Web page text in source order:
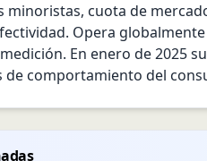
minoristas, cuota de
Opera
En enero de 2025
de comportamiento del